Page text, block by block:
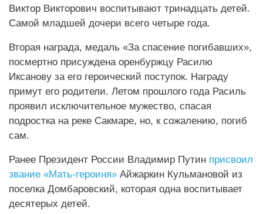
Виктор Викторович воспитывают тринадцать детей.
Самой младшей дочери всего четыре года.
Вторая награда, медаль «За спасение погибавших»,
посмертно присуждена оренбуржцу Расилю
Иксанову за его героический поступок. Награду
примут его родители. Летом прошлого года Расиль
проявил исключительное мужество, спасая
подростка на реке Сакмаре, но, к сожалению, погиб
сам.
Ранее Президент России Владимир Путин присвоил
звание «Мать-героиня» Айжаркин Кульмановой из
поселка Домбаровский, которая одна воспитывает
десятерых детей.